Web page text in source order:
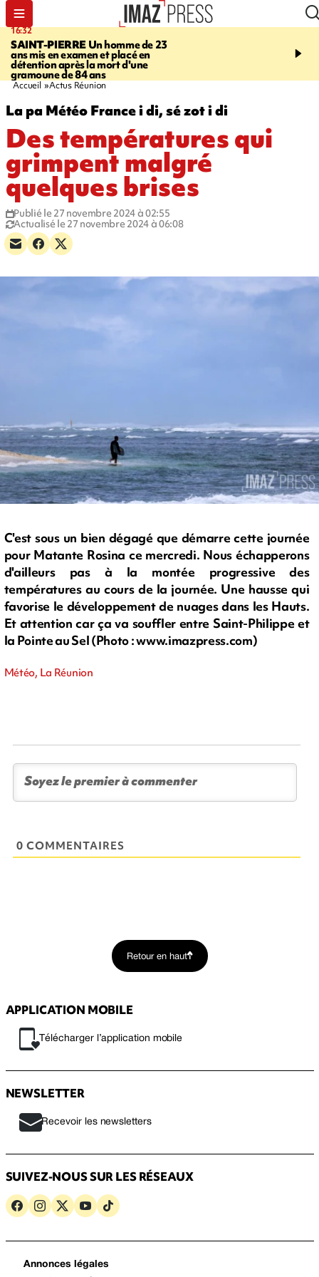
16:32
SAINT-PIERREUn homme de 23
ans mis en examen et placé en
détention après la mort d'une
gramoune de 84 ans
21:08
et Turquie scellent un
Accueil Actus Réunion
La pa Météo France i di, sé zot i di
Des températures qui
grimpent malgré
quelques brises
Publié le 27 novembre 2024 à 02:55
Actualisé le 27 novembre 2024 à 06:08
C'est sous un bien dégagé que démarre cette journée
pour Matante Rosina ce mercredi. Nous échapperons
d'ailleurs pas à la montée progressive des
températures au cours de la journée. Une hausse qui
favorise le développement de nuages dans les Hauts.
Et attention car ça va souffler entre Saint-Philippe et
la Pointe au Sel (Photo : www.imazpress.com)
Météo, La Réunion
0 COMMENTAIRES
Retour en haut
APPLICATION MOBILE
Télécharger l’application mobile
NEWSLETTER
Recevoir les newsletters
SUIVEZ-NOUS SUR LES RÉSEAUX
Annonces légales